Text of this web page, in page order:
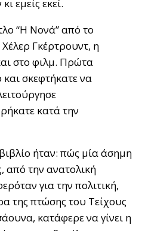
εμείς εκεί.
“Η Νονά” από το
Γκέρτρουντ, η
στο φιλμ. Πρώτα
και σκεφτήκατε να
κατά την
ήταν: πώς μία άσημη
από την ανατολική
για την πολιτική,
της πτώσης του Τείχους
κατάφερε να γίνει η